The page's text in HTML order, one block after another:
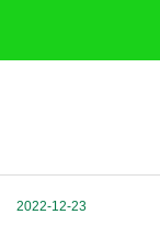
2022-12-23